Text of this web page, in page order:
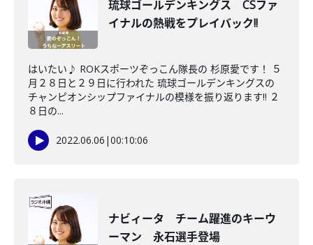
琉球ゴールデンキングス CSファ
イナルの熱戦をプレイバック!!
はいたい♪ ROKスポーツぞっこん隊長の 杉原愛です！ ５
月２８日と２９日に行われた 琉球ゴールデンキングスの
チャンピオンシップファイナルの模様を振り返ります!! ２
８日の...
2022.06.06 |00:10:06
ナビィータ チーム躍進のキーウ
ーマン 永石選手登場